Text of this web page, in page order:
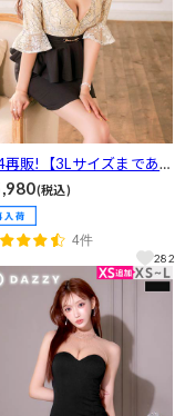
販!【3Lサイズまであ
[伊藤桃々着用]大人の色
ンムンな谷間ジップ×上
ラワーレース気になるお
せるペプラム五分袖ミニ
ャバドレス
(税込)
4件
282